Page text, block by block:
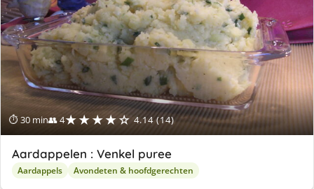
⏱ 30 min👥 4★★★★☆ 4.14 (14)
Aardappelen : Venkel puree
Aardappels Avondeten & hoofdgerechten